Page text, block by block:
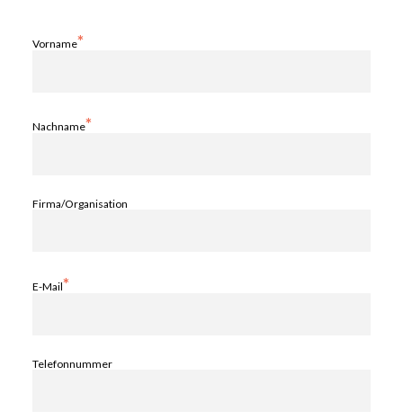
Vorname*
Nachname*
Firma/Organisation
E-Mail*
Telefonnummer